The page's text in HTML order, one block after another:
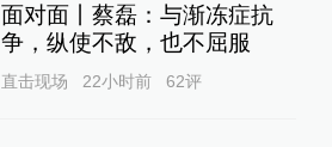
面对面丨蔡磊：与渐冻症抗
争，纵使不敌，也不屈服
直击现场 22小时前 62评